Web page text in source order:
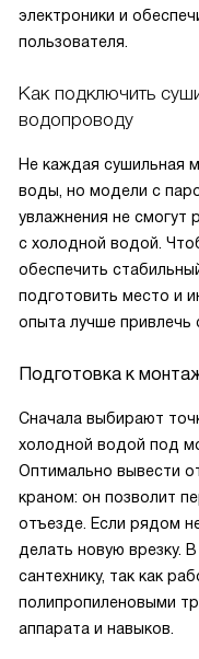
электроники и
пользователя.
Как подключить
водопроводу
Не каждая сушильная
воды, но модели с
увлажнения не смогут
с холодной водой.
обеспечить
подготовить место и
опыта лучше привлечь
Подготовка к
Сначала выбирают
холодной водой под
Оптимально вывести
краном: он позволит
отъезде. Если рядом
делать новую врезку.
сантехнику, так как
полипропиленовыми
аппарата и навыков.